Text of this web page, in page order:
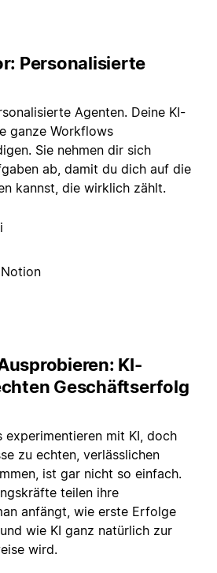
Personalisierte
Agenten. Deine KI-
ganze Workflows
Sie nehmen dir sich
ab, damit du dich auf die
kannst, die wirklich zählt.
KI-
Geschäftserfolg
experimentieren mit KI, doch
zu echten, verlässlichen
ist gar nicht so einfach.
teilen ihre
anfängt, wie erste Erfolge
wie KI ganz natürlich zur
wird.